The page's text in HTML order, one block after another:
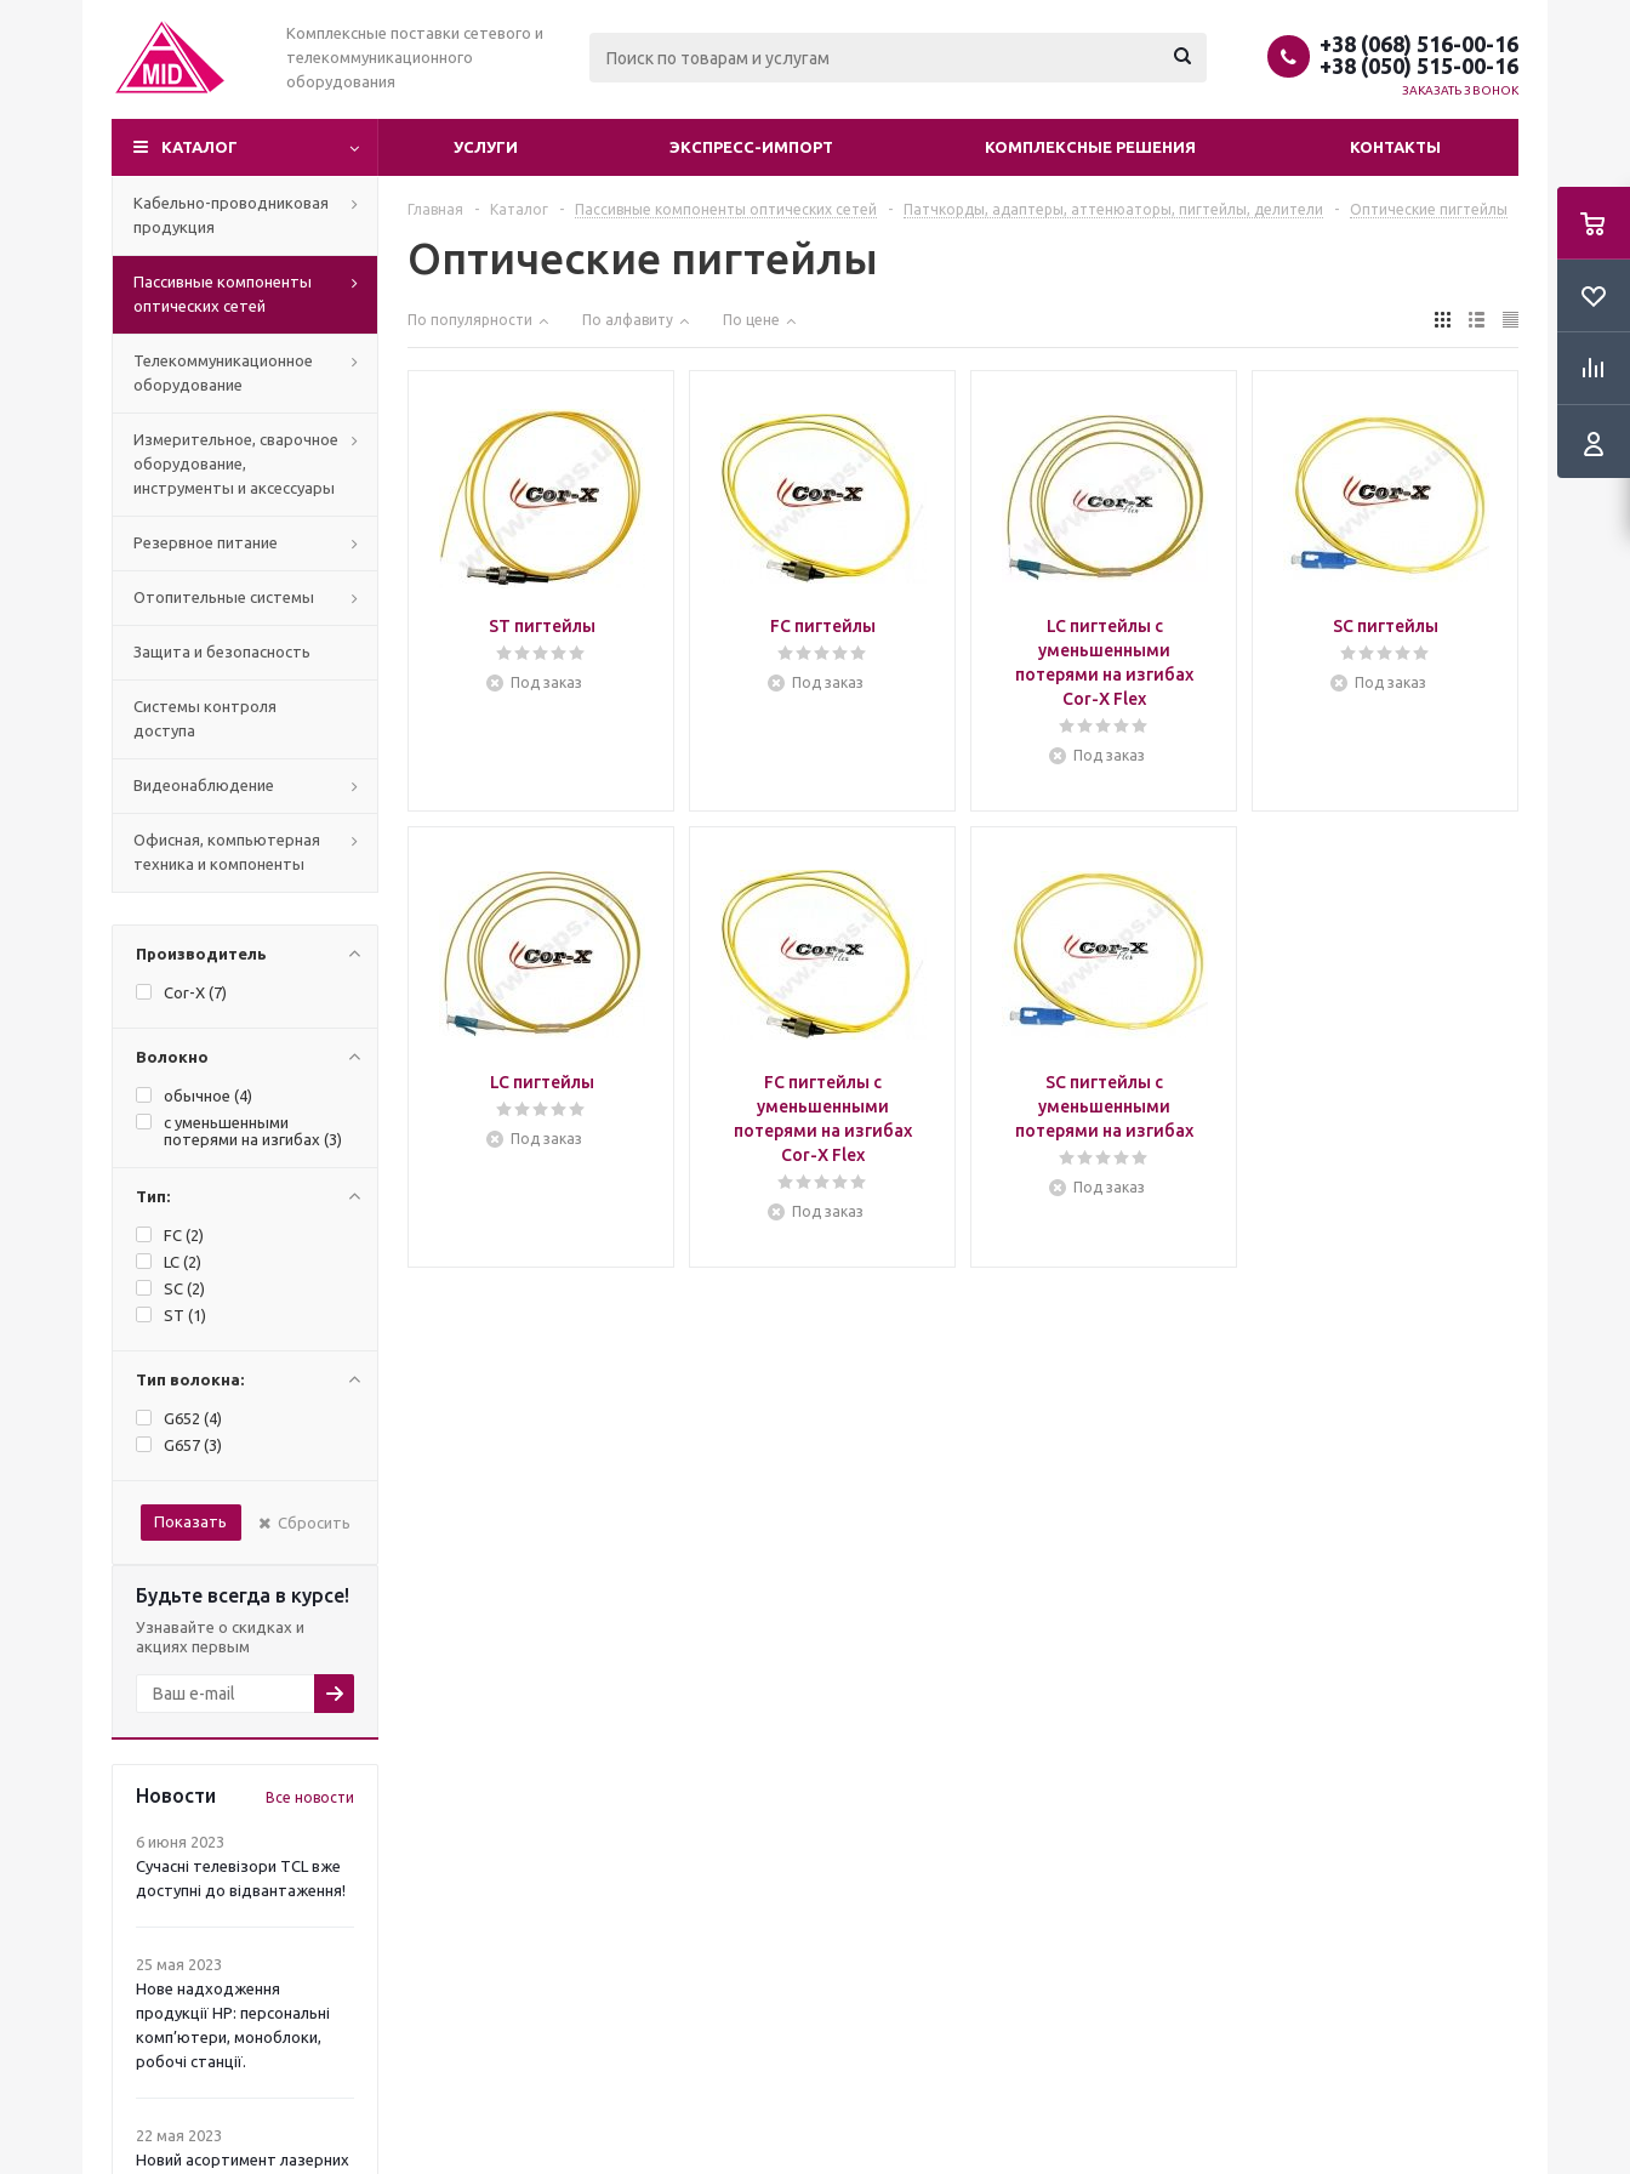
Комплексные поставки сетевого и
телекоммуникационного
оборудования
+38 (068) 516-00-16
+38 (050) 515-00-16
ЗАКАЗАТЬ ЗВОНОК
КАТАЛОГ УСЛУГИ ЭКСПРЕСС-ИМПОРТ КОМПЛЕКСНЫЕ РЕШЕНИЯ КОНТАКТЫ
Кабельно-проводниковая
продукция
Пассивные компоненты
оптических сетей
Телекоммуникационное
оборудование
Измерительное, сварочное
оборудование,
инструменты и аксессуары
Резервное питание
Отопительные системы
Защита и безопасность
Системы контроля
доступа
Видеонаблюдение
Офисная, компьютерная
техника и компоненты
Производитель
Cor-X (7)
Волокно
обычное (4)
с уменьшенными
потерями на изгибах (3)
Тип:
FC (2)
LC (2)
SC (2)
ST (1)
Тип волокна:
G652 (4)
G657 (3)
Показать Сбросить
Будьте всегда в курсе!
Узнавайте о скидках и
акциях первым
Новости Все новости
6 июня 2023
Сучасні телевізори TCL вже
доступні до відвантаження!
25 мая 2023
Нове надходження
продукції НР: персональні
комп’ютери, моноблоки,
робочі станції.
22 мая 2023
Новий асортимент лазерних
Главная - Каталог - Пассивные компоненты оптических сетей - Патчкорды, адаптеры, аттенюаторы, пигтейлы, делители - Оптические пигтейлы
Оптические пигтейлы
По популярности По алфавиту По цене
ST пигтейлы
Под заказ
FC пигтейлы
Под заказ
LC пигтейлы с
уменьшенными
потерями на изгибах
Cor-X Flex
Под заказ
SC пигтейлы
Под заказ
LC пигтейлы
Под заказ
FC пигтейлы с
уменьшенными
потерями на изгибах
Cor-X Flex
Под заказ
SC пигтейлы с
уменьшенными
потерями на изгибах
Под заказ